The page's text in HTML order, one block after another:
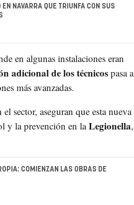
NAVARRA QUE TRIUNFA CON SUS
en algunas instalaciones eran
adicional de los técnicospasa a
más avanzadas.
sector, aseguran que esta nueva
y la prevención en laLegionella,
COMIENZAN LAS OBRAS DE